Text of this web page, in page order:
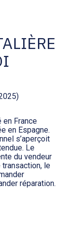
France
en Espagne.
s’aperçoit
Le
du vendeur
le
réparation.